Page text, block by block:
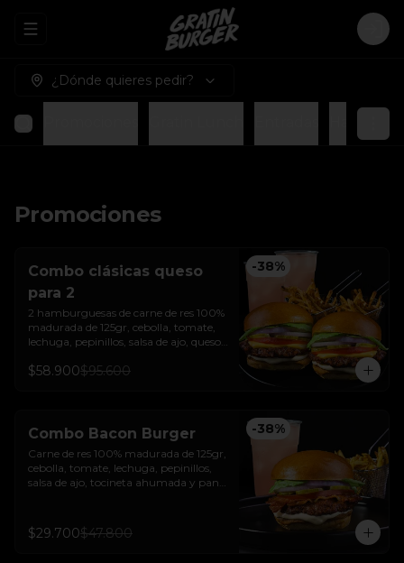
Abrir menu de navegación
¿Dónde quieres pedir?
Promociones
-38%
Combo clásicas queso
para 2
2 hamburguesas de carne de res 100%
madurada de 125gr, cebolla, tomate,
lechuga, pepinillos, salsa de ajo, queso
papas a la francesa + dos bebida de la
$58.900$95.600
-38%
Combo Bacon Burger
Carne de res 100% madurada de 125gr,
cebolla, tomate, lechuga, pepinillos,
salsa de ajo, tocineta ahumada y pan
$29.700$47.800